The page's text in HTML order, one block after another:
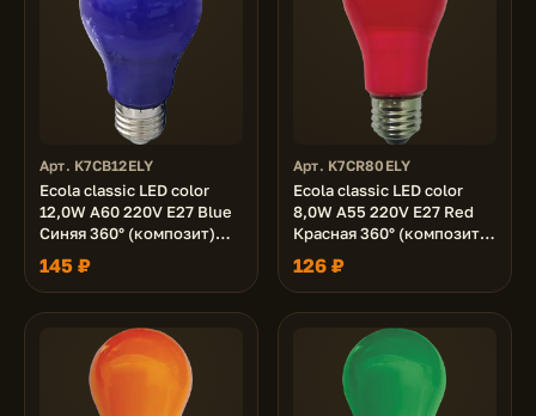
Арт. K7CB12ELY
Ecola classic LED color
12,0W A60 220V E27 Blue
Синяя 360° (композит)
110x60
145 ₽
Арт. K7CR80ELY
Ecola classic LED color
8,0W A55 220V E27 Red
Красная 360° (композит)
108x55
126 ₽